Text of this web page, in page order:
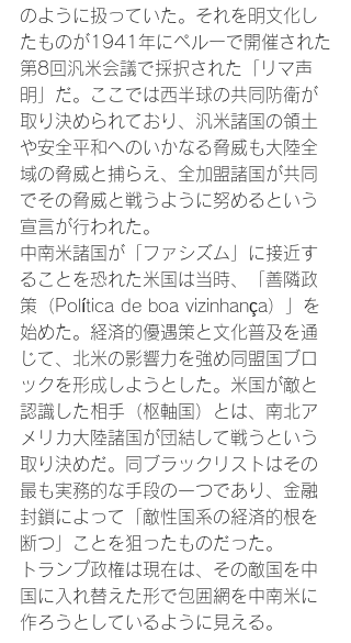
のように扱っていた。それを明文化し
たものが1941年にペルーで開催された
第8回汎米会議で採択された「リマ声
明」だ。ここでは西半球の共同防衛が
取り決められており、汎米諸国の領土
や安全平和へのいかなる脅威も大陸全
域の脅威と捕らえ、全加盟諸国が共同
でその脅威と戦うように努めるという
宣言が行われた。
中南米諸国が「ファシズム」に接近す
ることを恐れた米国は当時、「善隣政
策（Política de boa vizinhança）」を
始めた。経済的優遇策と文化普及を通
じて、北米の影響力を強め同盟国ブロ
ックを形成しようとした。米国が敵と
認識した相手（枢軸国）とは、南北ア
メリカ大陸諸国が団結して戦うという
取り決めだ。同ブラックリストはその
最も実務的な手段の一つであり、金融
封鎖によって「敵性国系の経済的根を
断つ」ことを狙ったものだった。
トランプ政権は現在は、その敵国を中
国に入れ替えた形で包囲網を中南米に
作ろうとしているように見える。